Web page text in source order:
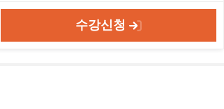
수강신청